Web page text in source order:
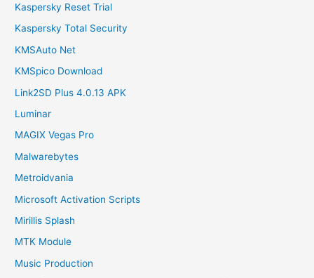
Kaspersky Reset Trial
Kaspersky Total Security
KMSAuto Net
KMSpico Download
Link2SD Plus 4.0.13 APK
Luminar
MAGIX Vegas Pro
Malwarebytes
Metroidvania
Microsoft Activation Scripts
Mirillis Splash
MTK Module
Music Production